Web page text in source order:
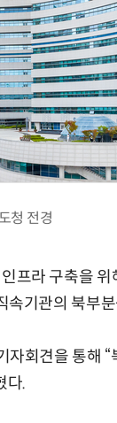
청 전경
프라 구축을
기관의 북부
회견을 통해
다.